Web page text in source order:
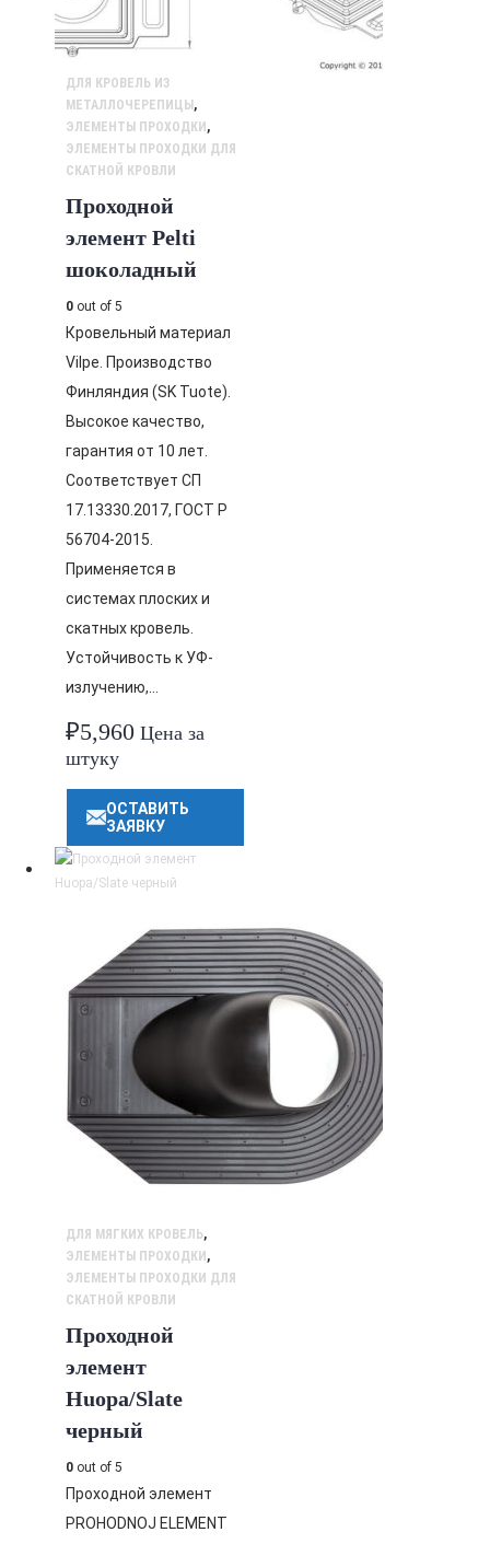
ДЛЯ КРОВЕЛЬ ИЗ
МЕТАЛЛОЧЕРЕПИЦЫ ,
ЭЛЕМЕНТЫ ПРОХОДКИ ,
ЭЛЕМЕНТЫ ПРОХОДКИ ДЛЯ
СКАТНОЙ КРОВЛИ
Проходной
элемент Pelti
шоколадный
0 out of 5
Кровельный материал
Vilpe. Производство
Финляндия (SK Tuote).
Высокое качество,
гарантия от 10 лет.
Соответствует СП
17.13330.2017, ГОСТ Р
56704-2015.
Применяется в
системах плоских и
скатных кровель.
Устойчивость к УФ-
излучению,…
₽5,960 Цена за
штуку
ОСТАВИТЬ
ЗАЯВКУ
ДЛЯ МЯГКИХ КРОВЕЛЬ,
ЭЛЕМЕНТЫ ПРОХОДКИ ,
ЭЛЕМЕНТЫ ПРОХОДКИ ДЛЯ
СКАТНОЙ КРОВЛИ
Проходной
элемент
Huopa/Slate
черный
0 out of 5
Проходной элемент
PROHODNOJ ELEMENT